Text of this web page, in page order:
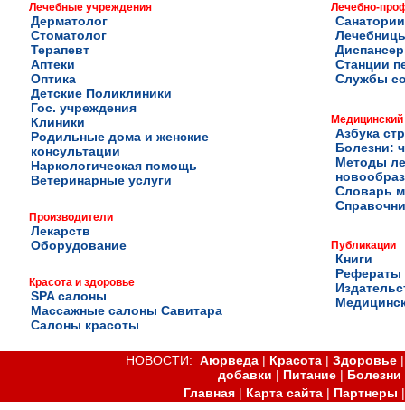
Лечебные учреждения
Дерматолог
Стоматолог
Терапевт
Аптеки
Оптика
Детские Поликлиники
Гос. учреждения
Клиники
Родильные дома и женские
консультации
Наркологическая помощь
Ветеринарные услуги
Производители
Лекарств
Оборудование
Красота и здоровье
SPA салоны
Массажные салоны Савитара
Салоны красоты
Лечебно-
Станции
Службы
Медицинский
Азбука
Болезни:
Методы
Словарь
Публикации
Книги
Рефераты
НОВОСТИ:Аюрведа | Красота |Здоровье
добавки | Питание| Болезни
Главная| Карта сайта| Партнеры